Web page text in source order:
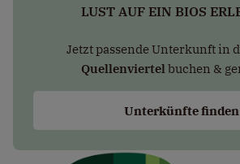
LUST AUF EIN BIOS
Jetzt passende Unterkunft in
Quellenviertel buchen &
Unterkünfte finden